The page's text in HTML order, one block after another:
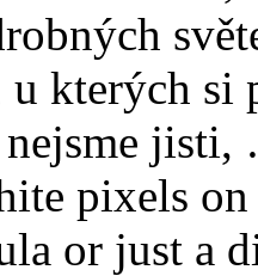
kterých si
nejsme
pixels
or just a